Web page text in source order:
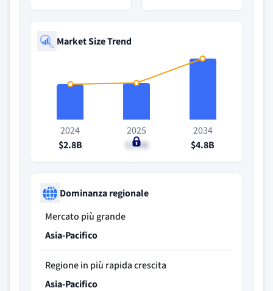
Market Size Trend
2024
$2.8B
2025
$2.9B
2034
$4.8B
Dominanza regionale
Mercato più grande
Asia-Pacifico
Regione in più rapida crescita
Asia-Pacifico